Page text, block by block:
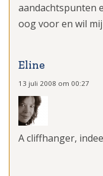
aandachtspunten
oog voor en wil
Eline
13 juli 2008 om 00:27
A cliffhanger,